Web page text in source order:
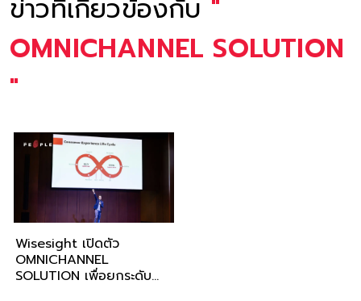
ข่าวที่เกี่ยวข้องกับ "
OMNICHANNEL SOLUTION
"
Wisesight เปิดตัว
OMNICHANNEL
SOLUTION เพื่อยกระดับ